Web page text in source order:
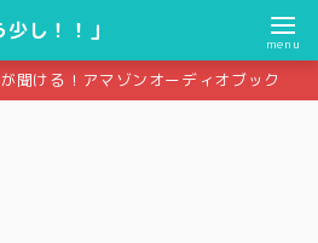
し！！」
menu
聞ける！アマゾンオーディオブック